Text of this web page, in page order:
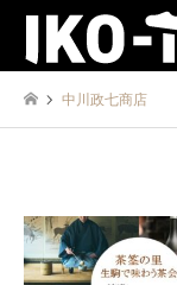
中川政七商店